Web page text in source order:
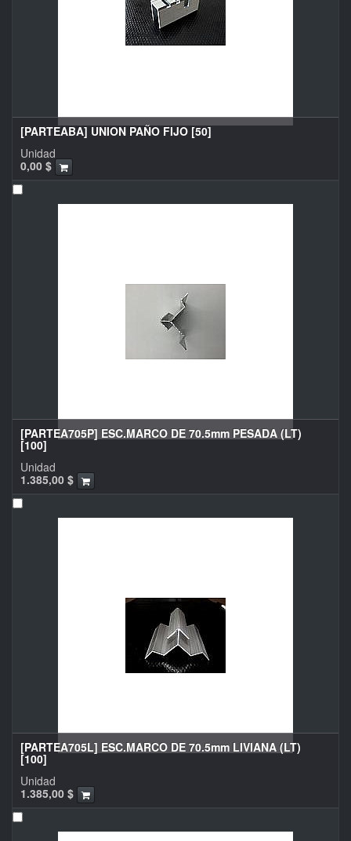
[PARTEABA] UNION PAÑO FIJO [50]
0,00 $
Unidad
[PARTEA705P] ESC.MARCO DE 70.5mm PESADA (LT)
[100]
1.385,00 $
Unidad
[PARTEA705L] ESC.MARCO DE 70.5mm LIVIANA (LT)
[100]
1.385,00 $
Unidad